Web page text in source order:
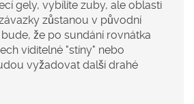
gely, vybílíte zuby, ale oblasti
zůstanou v původní
že po sundání rovnátka
viditelné "stíny" nebo
vyžadovat další drahé